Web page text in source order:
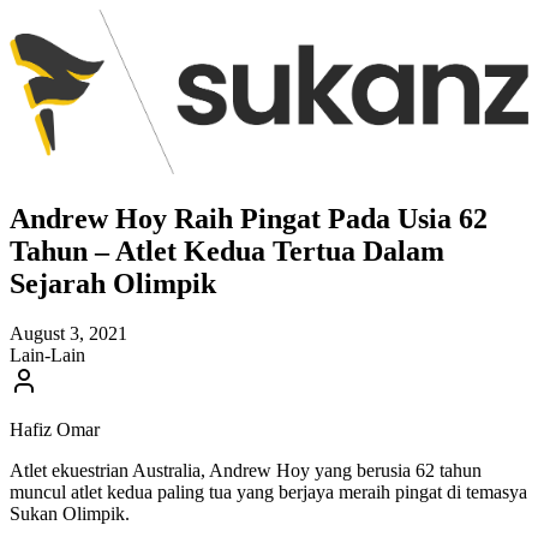
Andrew Hoy Raih Pingat Pada Usia 62
Tahun – Atlet Kedua Tertua Dalam
Sejarah Olimpik
August 3, 2021
Lain-Lain
Hafiz Omar
Atlet ekuestrian Australia, Andrew Hoy yang berusia 62 tahun
muncul atlet kedua paling tua yang berjaya meraih pingat di temasya
Sukan Olimpik.